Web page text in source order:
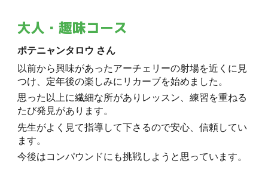
大人・趣味コース
ポテニャンタロウ さん
以前から興味があったアーチェリーの射場を近くに見
つけ、定年後の楽しみにリカーブを始めました。
思った以上に繊細な所がありレッスン、練習を重ねる
たび発見があります。
先生がよく見て指導して下さるので安心、信頼してい
ます。
今後はコンパウンドにも挑戦しようと思っています。